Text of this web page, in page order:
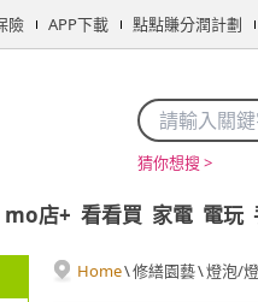
險 APP下載 點點賺分潤計劃
猜你想搜 >
mo店+ 看看買 家電 電玩
Home\修繕園藝\燈泡/